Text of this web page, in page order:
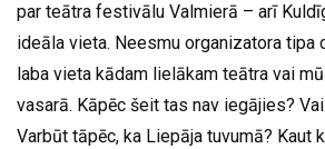
par teātra festivālu Valmierā – arī
ideāla vieta. Neesmu organizatora tipa
laba vieta kādam lielākam teātra vai
vasarā. Kāpēc šeit tas nav iegājies?
Varbūt tāpēc, ka Liepāja tuvumā? Kaut